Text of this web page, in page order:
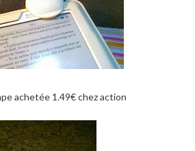
achetée 1.49€ chez action